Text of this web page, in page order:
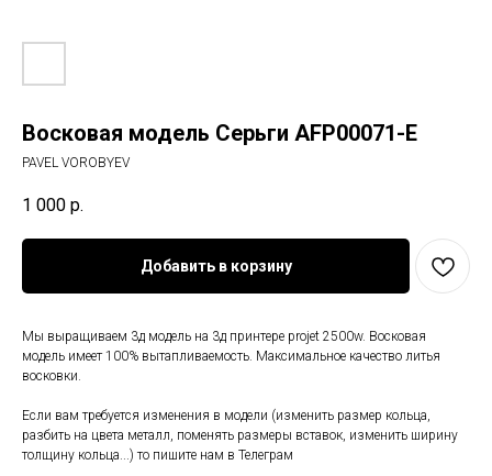
Восковая модель Серьги AFP00071-E
PAVEL VOROBYEV
1 000 р.
Добавить в корзину
Мы выращиваем 3д модель на 3д принтере projet 2500w. Восковая
модель имеет 100% вытапливаемость. Максимальное качество литья
восковки.
Если вам требуется изменения в модели (изменить размер кольца,
разбить на цвета металл, поменять размеры вставок, изменить ширину
толщину кольца...) то пишите нам в Телеграм